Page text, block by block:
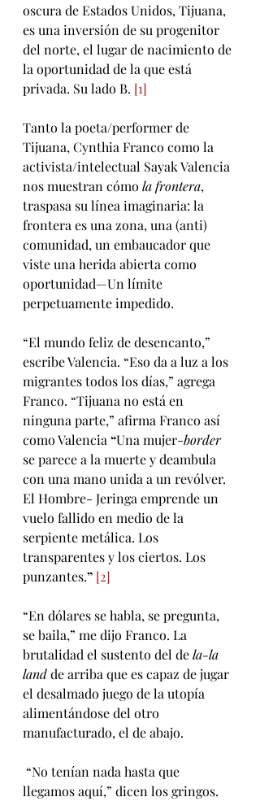
oscura de Estados Unidos, Tijuana,
es una inversión de su progenitor
del norte, el lugar de nacimiento de
la oportunidad de la que está
privada. Su lado B. [1]
Tanto la poeta/performer de
Tijuana, Cynthia Franco como la
activista/intelectual Sayak Valencia
nos muestran cómo la frontera,
traspasa su línea imaginaria: la
frontera es una zona, una (anti)
comunidad, un embaucador que
viste una herida abierta como
oportunidad—Un límite
perpetuamente impedido.
“El mundo feliz de desencanto,”
escribe Valencia. “Eso da a luz a los
migrantes todos los días,” agrega
Franco. “Tijuana no está en
ninguna parte,” afirma Franco así
como Valencia “Una mujer-border
se parece a la muerte y deambula
con una mano unida a un revólver.
El Hombre- Jeringa emprende un
vuelo fallido en medio de la
serpiente metálica. Los
transparentes y los ciertos. Los
punzantes.” [2]
“En dólares se habla, se pregunta,
se baila,” me dijo Franco. La
brutalidad el sustento del de la-la
land de arriba que es capaz de jugar
el desalmado juego de la utopía
alimentándose del otro
manufacturado, el de abajo.
llegamos aquí,” dicen los gringos.